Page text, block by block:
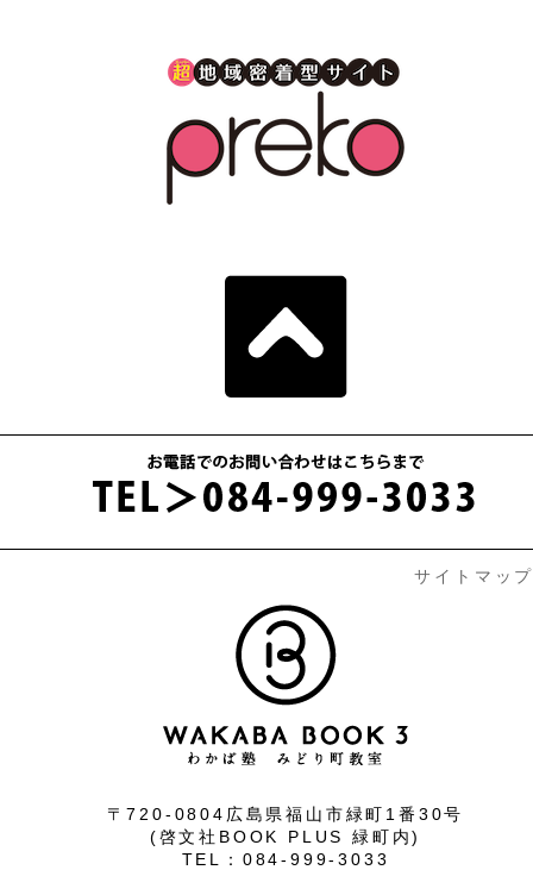
サイトマッ
〒720-0804広島県福山市緑町1番30号
(啓文社BOOK PLUS 緑町内)
TEL：084-999-3033